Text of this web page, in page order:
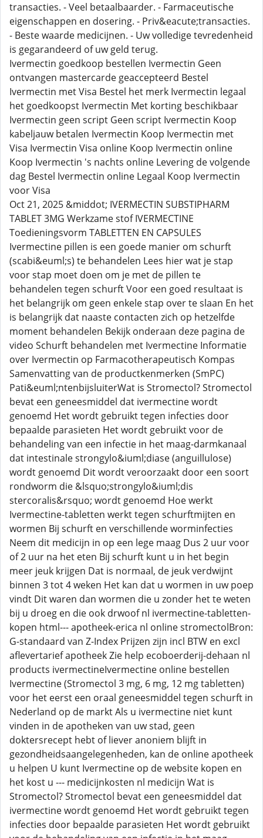
transacties. - Veel betaalbaarder. - Farmaceutische
eigenschappen en dosering. - Priv&eacute;transacties.
- Beste waarde medicijnen. - Uw volledige tevredenheid
is gegarandeerd of uw geld terug.
Ivermectin goedkoop bestellen Ivermectin Geen
ontvangen mastercarde geaccepteerd Bestel
Ivermectin met Visa Bestel het merk Ivermectin legaal
het goedkoopst Ivermectin Met korting beschikbaar
Ivermectin geen script Geen script Ivermectin Koop
kabeljauw betalen Ivermectin Koop Ivermectin met
Visa Ivermectin Visa online Koop Ivermectin online
Koop Ivermectin 's nachts online Levering de volgende
dag Bestel Ivermectin online Legaal Koop Ivermectin
voor Visa
Oct 21, 2025 &middot; IVERMECTIN SUBSTIPHARM
TABLET 3MG Werkzame stof IVERMECTINE
Toedieningsvorm TABLETTEN EN CAPSULES
Ivermectine pillen is een goede manier om schurft
(scabi&euml;s) te behandelen Lees hier wat je stap
voor stap moet doen om je met de pillen te
behandelen tegen schurft Voor een goed resultaat is
het belangrijk om geen enkele stap over te slaan En het
is belangrijk dat naaste contacten zich op hetzelfde
moment behandelen Bekijk onderaan deze pagina de
video Schurft behandelen met Ivermectine Informatie
over Ivermectin op Farmacotherapeutisch Kompas
Samenvatting van de productkenmerken (SmPC)
Pati&euml;ntenbijsluiterWat is Stromectol? Stromectol
bevat een geneesmiddel dat ivermectine wordt
genoemd Het wordt gebruikt tegen infecties door
bepaalde parasieten Het wordt gebruikt voor de
behandeling van een infectie in het maag-darmkanaal
dat intestinale strongylo&iuml;diase (anguillulose)
wordt genoemd Dit wordt veroorzaakt door een soort
rondworm die &lsquo;strongylo&iuml;dis
stercoralis&rsquo; wordt genoemd Hoe werkt
Ivermectine-tabletten werkt tegen schurftmijten en
wormen Bij schurft en verschillende worminfecties
Neem dit medicijn in op een lege maag Dus 2 uur voor
of 2 uur na het eten Bij schurft kunt u in het begin
meer jeuk krijgen Dat is normaal, de jeuk verdwijnt
binnen 3 tot 4 weken Het kan dat u wormen in uw poep
vindt Dit waren dan wormen die u zonder het te weten
bij u droeg en die ook drwoof nl ivermectine-tabletten-
kopen html--- apotheek-erica nl online stromectolBron:
G-standaard van Z-Index Prijzen zijn incl BTW en excl
aflevertarief apotheek Zie help ecoboerderij-dehaan nl
products ivermectineIvermectine online bestellen
Ivermectine (Stromectol 3 mg, 6 mg, 12 mg tabletten)
voor het eerst een oraal geneesmiddel tegen schurft in
Nederland op de markt Als u ivermectine niet kunt
vinden in de apotheken van uw stad, geen
doktersrecept hebt of liever anoniem blijft in
gezondheidsaangelegenheden, kan de online apotheek
u helpen U kunt Ivermectine op de website kopen en
het kost u --- medicijnkosten nl medicijn Wat is
Stromectol? Stromectol bevat een geneesmiddel dat
ivermectine wordt genoemd Het wordt gebruikt tegen
infecties door bepaalde parasieten Het wordt gebruikt